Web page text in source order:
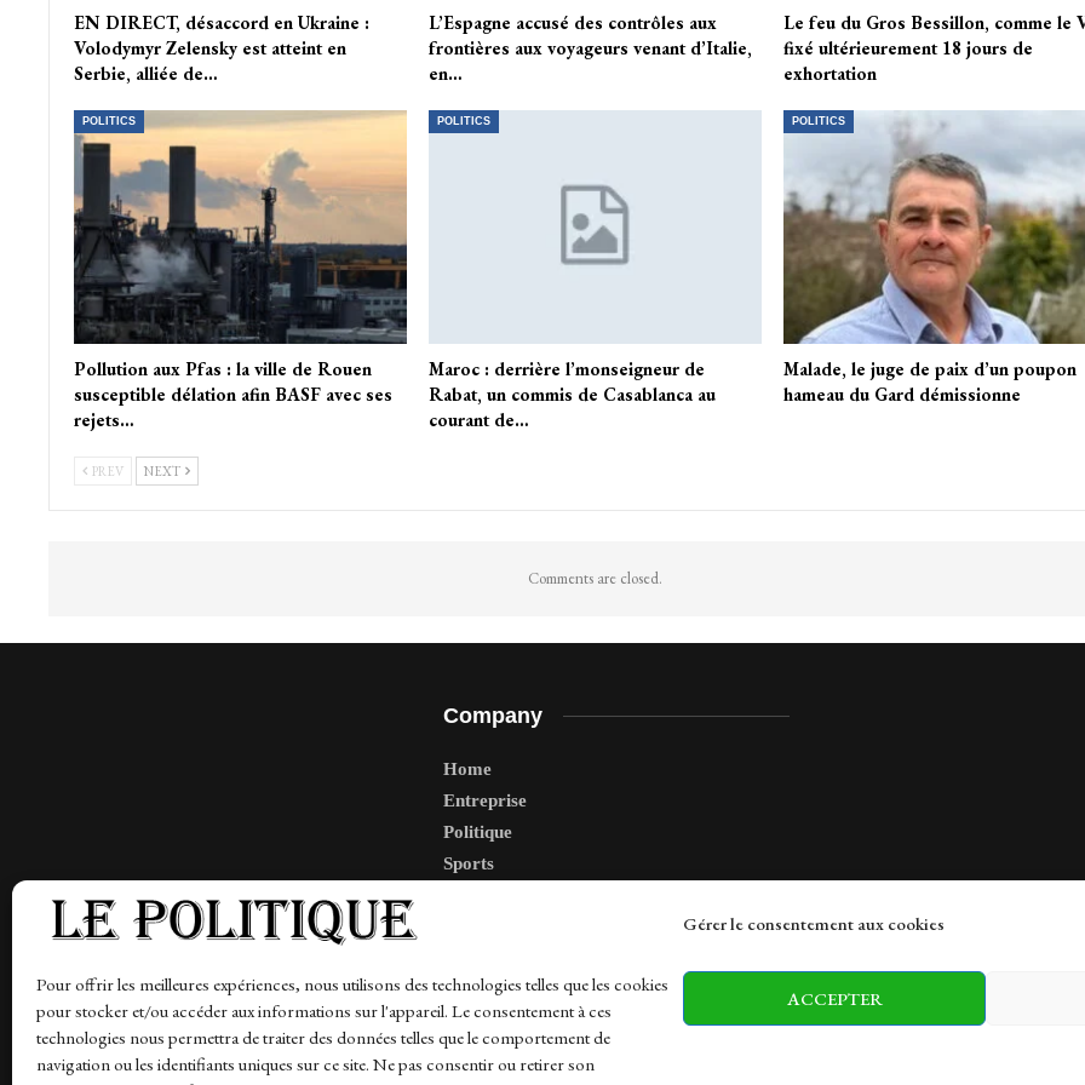
Gérer le consentement aux cookies
Pour offrir les meilleures expériences, nous utilisons des technologies telles que les cookies
pour stocker et/ou accéder aux informations sur l'appareil. Le consentement à ces
technologies nous permettra de traiter des données telles que le comportement de
navigation ou les identifiants uniques sur ce site. Ne pas consentir ou retirer son
ACCEPTER
EN DIRECT, désaccord en Ukraine :
Volodymyr Zelensky est atteint en
Serbie, alliée de…
L’Espagne accusé des contrôles aux
frontières aux voyageurs venant d’Italie,
en…
Le feu du Gros Bessillon, comme le
fixé ultérieurement 18 jours de
exhortation
POLITICS
Pollution aux Pfas : la ville de Rouen
susceptible délation afin BASF avec ses
rejets…
POLITICS
Maroc : derrière l’monseigneur de
Rabat, un commis de Casablanca au
courant de…
POLITICS
Malade, le juge de paix d’un poupon
hameau du Gard démissionne
PREV NEXT
Comments are closed.
Company
Home
Entreprise
Politique
Sports
News Finance-Marches Business